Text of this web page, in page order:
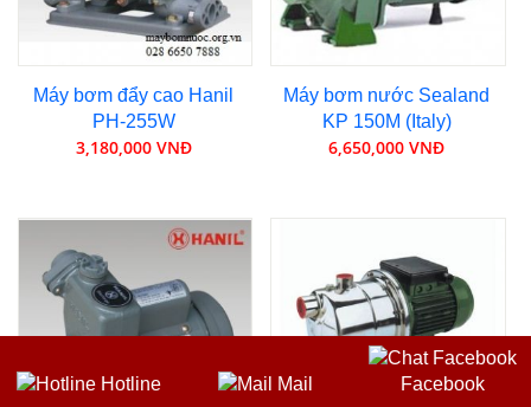
Hotline Mail Facebook
Máy bơm đẩy cao Hanil
PH-255W
3,180,000 VNĐ
Máy bơm nước Sealand
KP 150M (Italy)
6,650,000 VNĐ